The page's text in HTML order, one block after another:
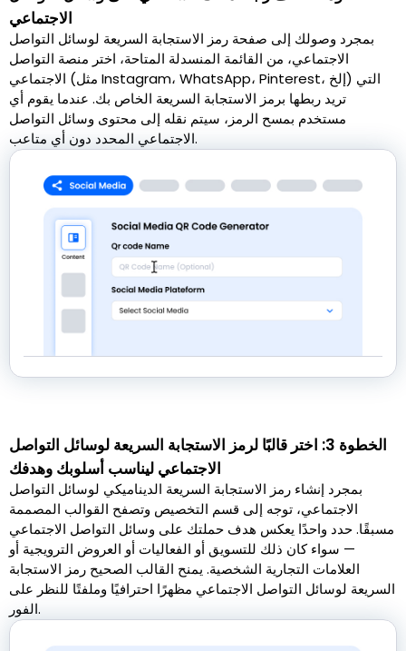
الاجتماعي
بمجرد وصولك إلى صفحة رمز الاستجابة السريعة لوسائل التواصل
الاجتماعي، من القائمة المنسدلة المتاحة، اختر منصة التواصل
الاجتماعي (مثل Instagram، WhatsApp، Pinterest، إلخ) التي
تريد ربطها برمز الاستجابة السريعة الخاص بك. عندما يقوم أي
مستخدم بمسح الرمز، سيتم نقله إلى محتوى وسائل التواصل
الاجتماعي المحدد دون أي متاعب.
الخطوة 3: اختر قالبًا لرمز الاستجابة السريعة لوسائل التواصل
الاجتماعي ليناسب أسلوبك وهدفك
بمجرد إنشاء رمز الاستجابة السريعة الديناميكي لوسائل التواصل
الاجتماعي، توجه إلى قسم التخصيص وتصفح القوالب المصممة
مسبقًا. حدد واحدًا يعكس هدف حملتك على وسائل التواصل الاجتماعي
— سواء كان ذلك للتسويق أو الفعاليات أو العروض الترويجية أو
العلامات التجارية الشخصية. يمنح القالب الصحيح رمز الاستجابة
السريعة لوسائل التواصل الاجتماعي مظهرًا احترافيًا وملفتًا للنظر على
الفور.